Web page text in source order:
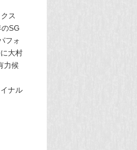
ス
SG
フォ
大村
力候
ナル